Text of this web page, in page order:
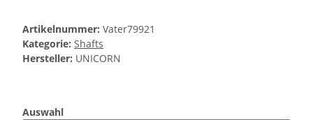
Artikelnummer: Vater79921
Kategorie: Shafts
Hersteller: UNICORN
Auswahl